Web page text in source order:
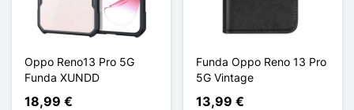
Oppo Reno13 Pro 5G
Funda XUNDD
18,99 €
Funda Oppo Reno 13 Pro
5G Vintage
13,99 €